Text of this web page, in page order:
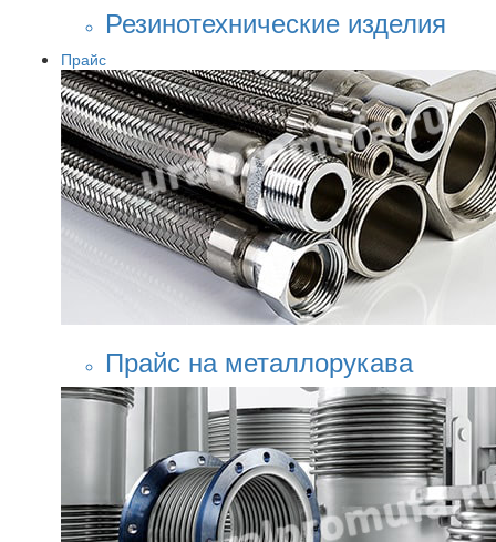
Резинотехнические изделия
Прайс
Прайс на металлорукава